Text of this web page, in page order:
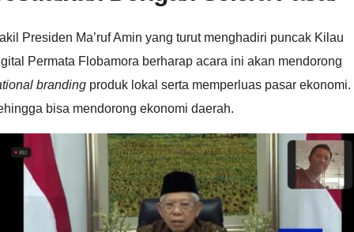
Presiden Ma’ruf Amin yang turut menghadiri puncak Kilau
Permata Flobamora berharap acara ini akan mendorong
branding produk lokal serta memperluas pasar ekonomi.
bisa mendorong ekonomi daerah.